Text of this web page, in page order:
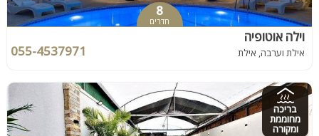
8
חדרים
וילה אוטופיה
אילת וערבה, אילת 055-4537971
בריכה
מחוממת
ומקורה